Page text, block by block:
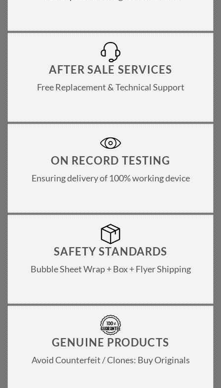
AFTER SALE SERVICES
Free Replacement & Technical Support
ON RECORD TESTING
Ensuring delivery of 100% working device
SAFETY STANDARDS
Bubble Sheet Wrap + Box + Flyer Shipping
GENUINE PRODUCTS
Avoid Counterfeit / Clones: Buy Originals